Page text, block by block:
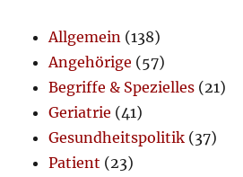
Allgemein (138)
Angehörige (57)
Begriffe & Spezielles (21)
Geriatrie (41)
Gesundheitspolitik (37)
Patient (23)